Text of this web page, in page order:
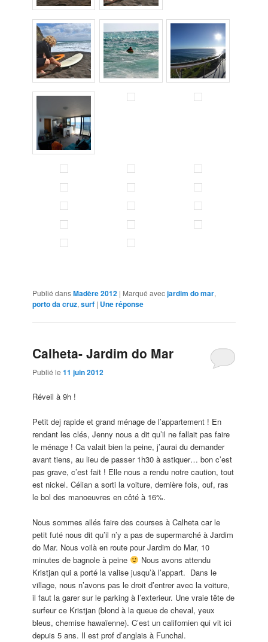
Publié dansMadère 2012 | Marqué avecjardim do mar,
porto da cruz,surf | Uneréponse
Calheta- Jardim do Mar
Publié le11 juin 2012
Réveil à 9h !
Petit dej rapide et grand ménage de l’appartement ! En
rendant les clés, Jenny nous a dit qu’il ne fallait pas faire
le ménage ! Ca valait bien la peine, j’aurai du demander
avant tiens, au lieu de passer 1h30 à astiquer… bon c’est
pas grave, c’est fait ! Elle nous a rendu notre caution, tout
est nickel. Célian a sorti la voiture, dernière fois, ouf, ras
le bol des manoeuvres en côté à 16%.
Nous sommes allés faire des courses à Calheta car le
petit futé nous dit qu’il n’y a pas de supermarché à Jardim
do Mar. Nous voilà en route pour Jardim do Mar, 10
minutes de bagnole à peine
Nous avons attendu
Kristjan qui a porté la valise jusqu’à l’appart. Dans le
village, nous n’avons pas le droit d’entrer avec la voiture,
il faut la garer sur le parking à l’exterieur. Une vraie tête de
surfeur ce Kristjan (blond à la queue de cheval, yeux
bleus, chemise hawaïenne). C’est un californien qui vit ici
depuis 5 ans. Il est prof d’anglais à Funchal.